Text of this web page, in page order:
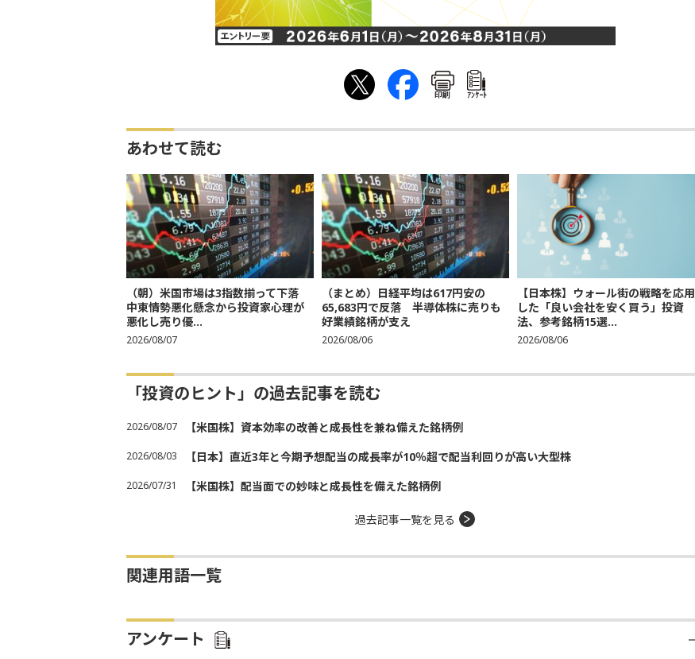
印刷 ｱﾝｹｰﾄ
あわせて読む
（朝）米国市場は3指数揃って下落
中東情勢悪化懸念から投資家心理が
悪化し売り優...
2026/08/07
（まとめ）日経平均は617円安の
65,683円で反落 半導体株に売りも
好業績銘柄が支え
2026/08/06
【日本株】ウォール街の戦略を応用
した「良い会社を安く買う」投資
法、参考銘柄15選...
2026/08/06
「投資のヒント」の過去記事を読む
2026/08/07 【米国株】資本効率の改善と成長性を兼ね備えた銘柄例
2026/08/03 【日本】直近3年と今期予想配当の成長率が10％超で配当利回りが高い大型株
2026/07/31 【米国株】配当面での妙味と成長性を備えた銘柄例
過去記事一覧を見る
関連用語一覧
アンケート